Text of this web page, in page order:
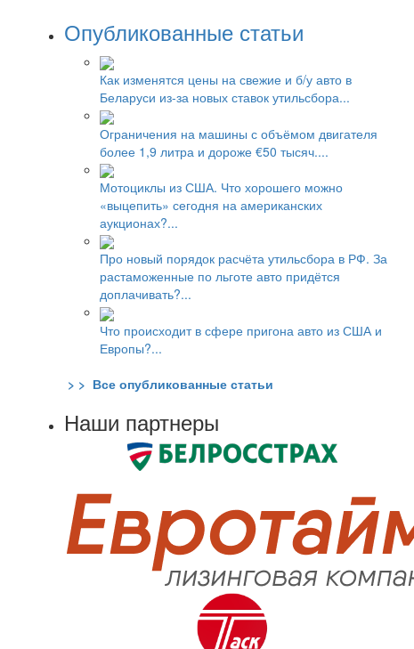
Опубликованные статьи
Как изменятся цены на свежие и б/у авто в
Беларуси из-за новых ставок утильсбора...
Ограничения на машины с объёмом двигателя
более 1,9 литра и дороже €50 тысяч....
Мотоциклы из США. Что хорошего можно
«выцепить» сегодня на американских
аукционах?...
Про новый порядок расчёта утильсбора в РФ. За
растаможенные по льготе авто придётся
доплачивать?...
Что происходит в сфере пригона авто из США и
Европы?...
> > Все опубликованные статьи
Наши партнеры